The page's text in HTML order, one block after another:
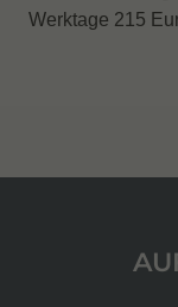
Werktage 215